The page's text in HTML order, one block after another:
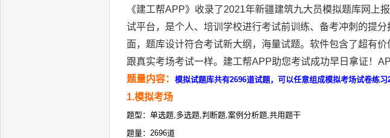
《建工帮APP》收录了2021年新疆建筑九大员模拟题库网上
试平台，是个人、培训学校进行考试前训练、备考冲刺的提
面，题库设计符合考试新大纲，海量试题。软件包含了超有
跟真实考场考试一样。建工帮APP助您考试成功早日拿证！
题量内容： 模拟试题库共有2696道试题，可以任意组成模拟考场试卷练
1.模拟考场
题型：单选题,多选题,判断题,案例分析题,共用题干
题量：2696道